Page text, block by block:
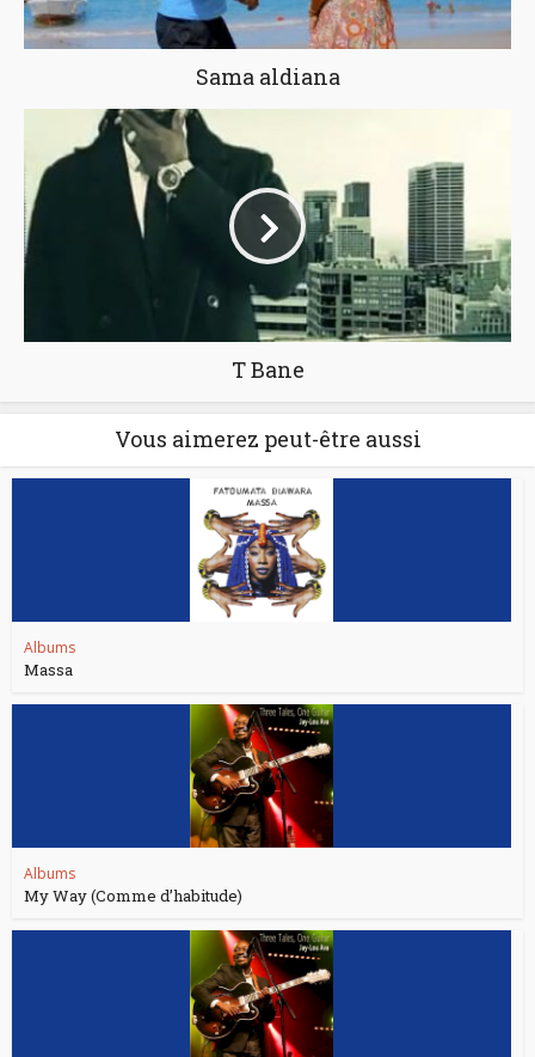
Sama aldiana
T Bane
Vous aimerez peut-être aussi
Albums
Massa
Albums
My Way (Comme d’habitude)